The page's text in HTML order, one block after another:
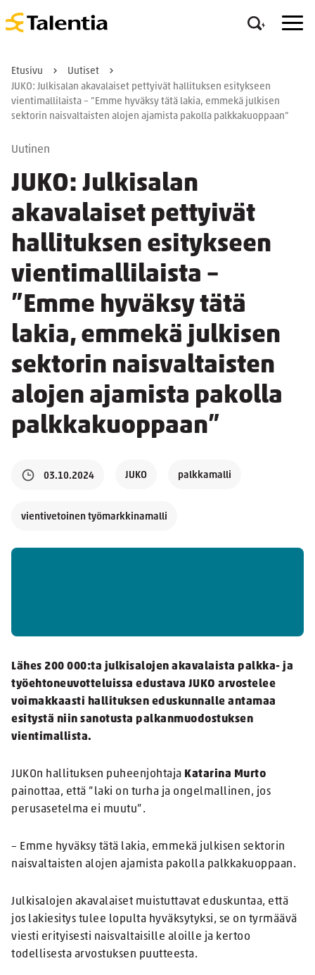
Etusivu
Uutiset
JUKO: Julkisalan akavalaiset pettyivät hallituksen esitykseen
vientimallilaista – ”Emme hyväksy tätä lakia, emmekä julkisen
sektorin naisvaltaisten alojen ajamista pakolla palkkakuoppaan”
Uutinen
JUKO: Julkisalan
akavalaiset pettyivät
hallituksen esitykseen
vientimallilaista –
”Emme hyväksy tätä
lakia, emmekä julkisen
sektorin naisvaltaisten
alojen ajamista pakolla
palkkakuoppaan”
03.10.2024 JUKO palkkamalli
vientivetoinen työmarkkinamalli
Lähes 200 000:ta julkisalojen akavalaista palkka- ja
työehtoneuvotteluissa edustava JUKO arvostelee
voimakkaasti hallituksen eduskunnalle antamaa
esitystä niin sanotusta palkanmuodostuksen
vientimallista.
JUKOn hallituksen puheenjohtaja Katarina Murto
painottaa, että ”laki on turha ja ongelmallinen, jos
perusasetelma ei muutu”.
– Emme hyväksy tätä lakia, emmekä julkisen sektorin
naisvaltaisten alojen ajamista pakolla palkkakuoppaan.
Julkisalojen akavalaiset muistuttavat eduskuntaa, että
jos lakiesitys tulee lopulta hyväksytyksi, se on tyrmäävä
viesti erityisesti naisvaltaisille aloille ja kertoo
todellisesta arvostuksen puutteesta.